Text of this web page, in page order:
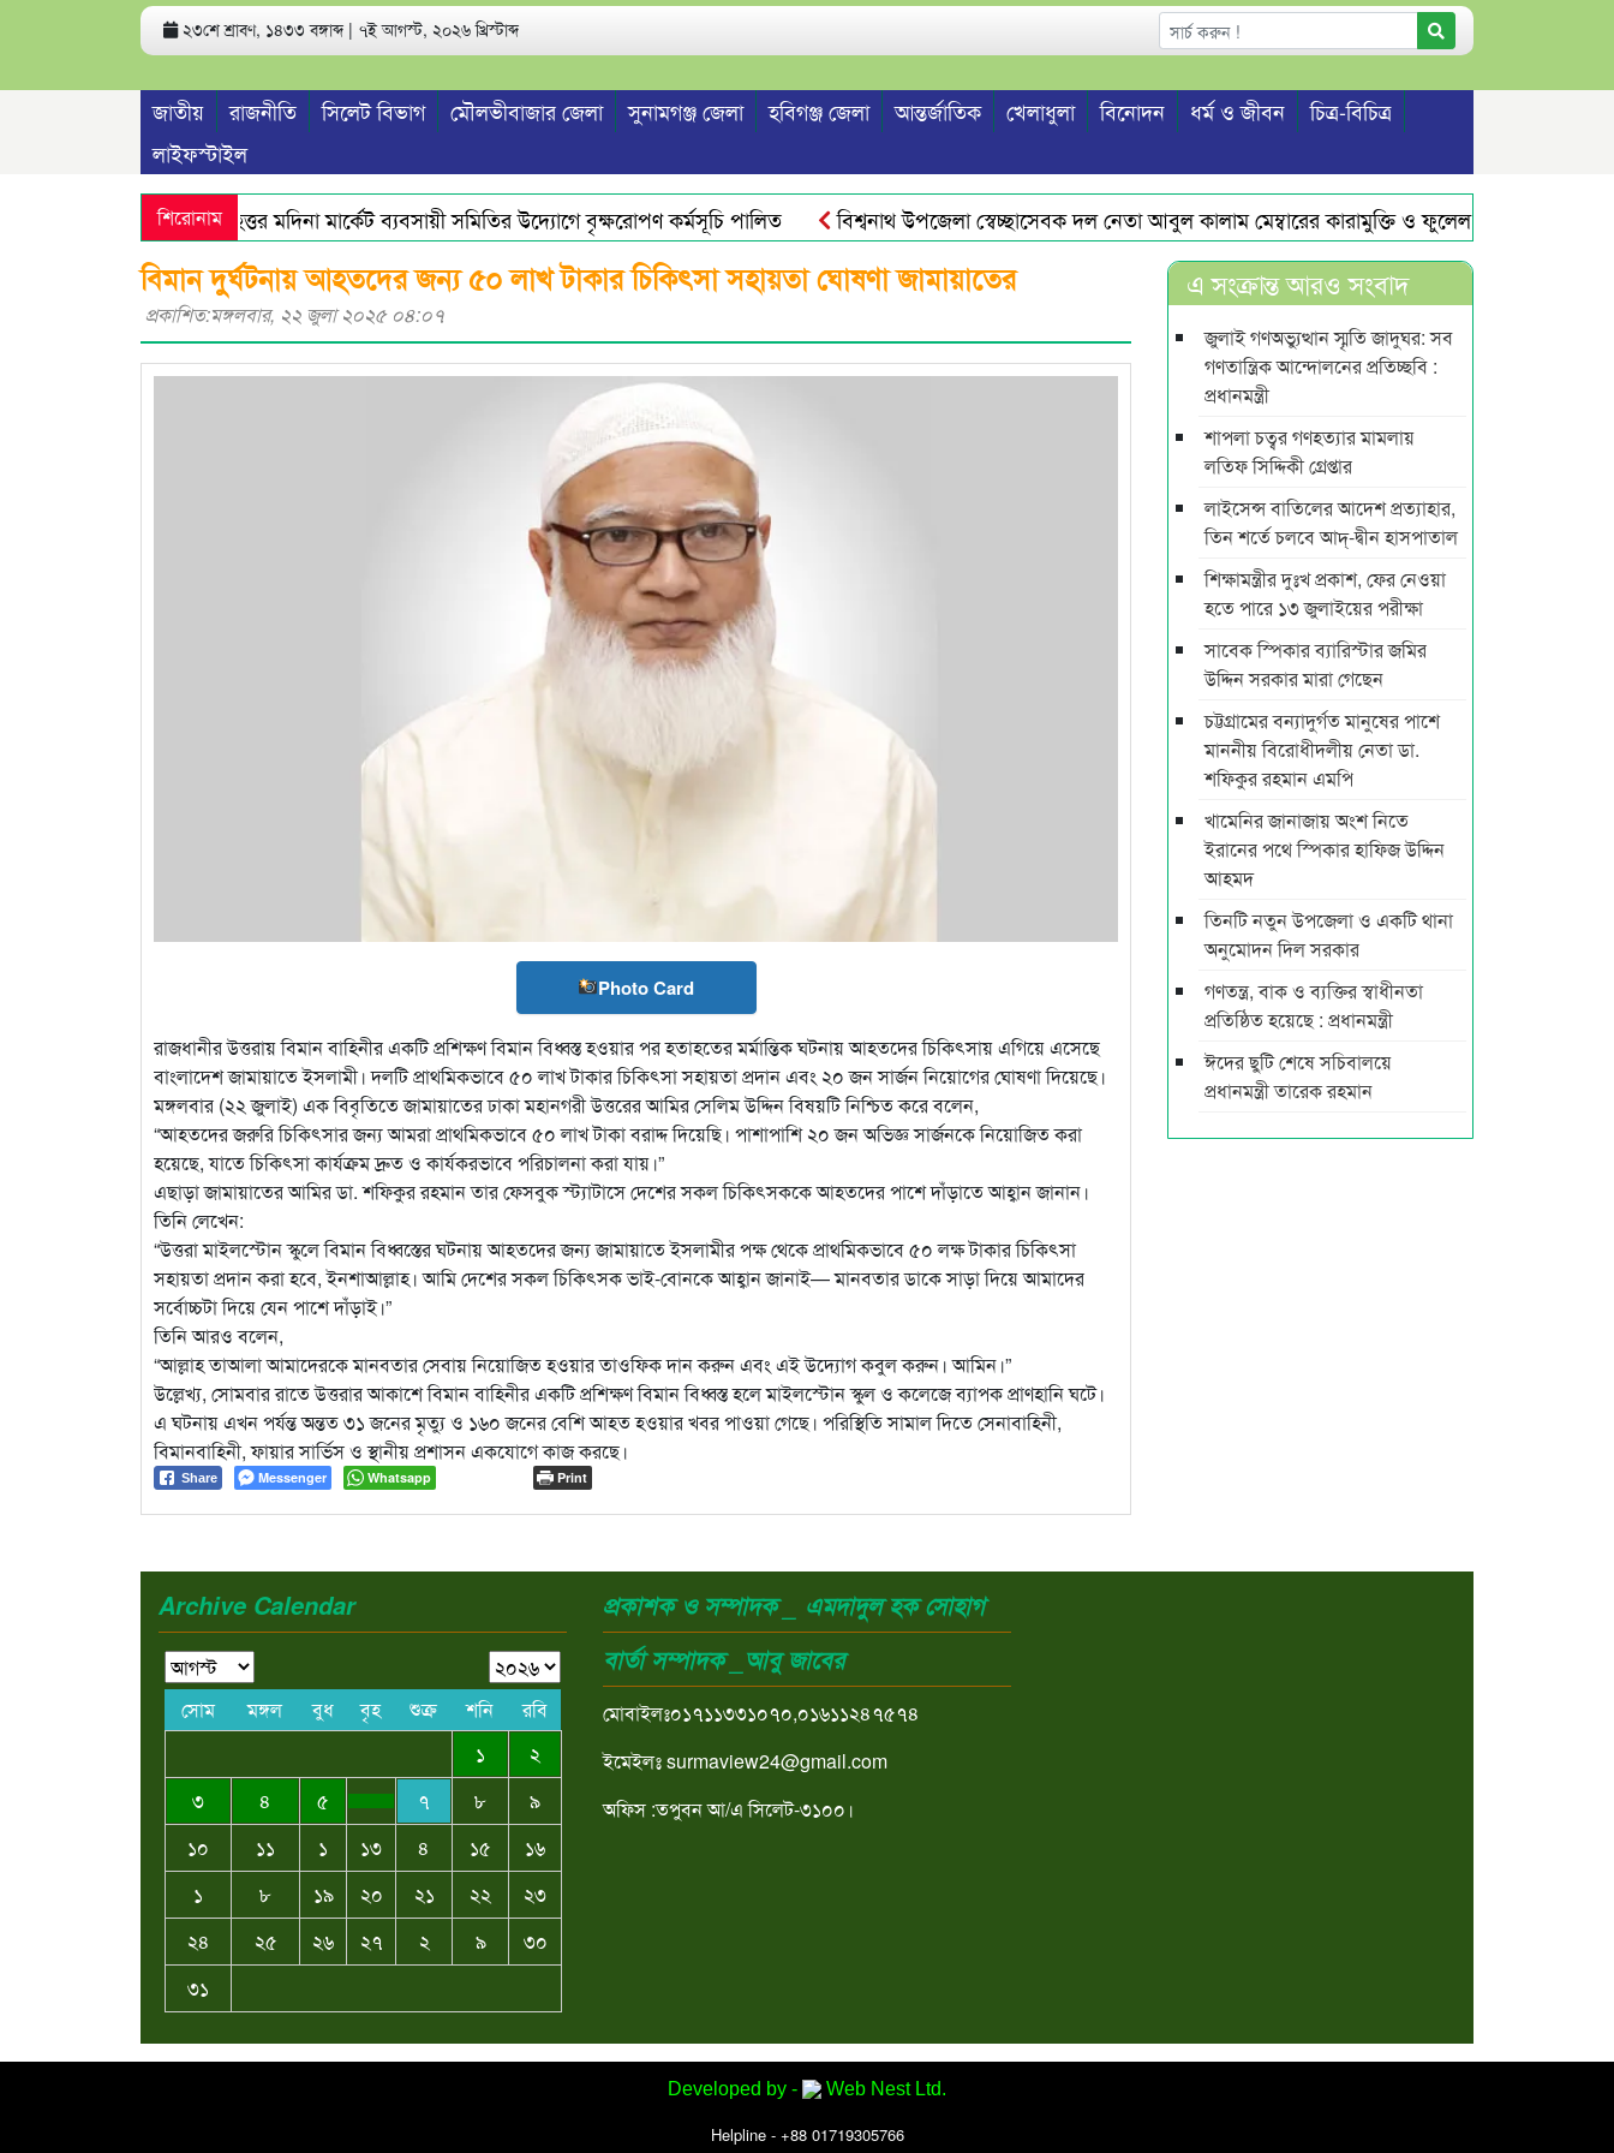
২৩শে শ্রাবণ, ১৪৩৩ বঙ্গাব্দ | ৭ই আগস্ট, ২০২৬ খ্রিস্টাব্দ
জাতীয় রাজনীতি সিলেট বিভাগ মৌলভীবাজার জেলা সুনামগঞ্জ জেলা হবিগঞ্জ জেলা আন্তর্জাতিক খেলাধুলা বিনোদন ধর্ম ও জীবন
চিত্র-বিচিত্র
লাইফস্টাইল
শিরোনামবৃহত্তর মদিনা মার্কেট ব্যবসায়ী সমিতির উদ্যোগে বৃক্ষরোপণ কর্মসূচি পালিত বিশ্বনাথ উপজেলা স্বেচ্ছাসেবক দল নেতা আবুল কালাম মেম্বারের কারামুক্তি ও ফুলেল সংবর্ধনা
বিমান দুর্ঘটনায় আহতদের জন্য ৫০ লাখ টাকার চিকিৎসা সহায়তা ঘোষণা জামায়াতের
প্রকাশিত:মঙ্গলবার, ২২ জুলা ২০২৫ ০৪:০৭
Photo Card
রাজধানীর উত্তরায় বিমান বাহিনীর একটি প্রশিক্ষণ বিমান বিধ্বস্ত হওয়ার পর হতাহতের মর্মান্তিক ঘটনায় আহতদের চিকিৎসায় এগিয়ে এসেছে
বাংলাদেশ জামায়াতে ইসলামী। দলটি প্রাথমিকভাবে ৫০ লাখ টাকার চিকিৎসা সহায়তা প্রদান এবং ২০ জন সার্জন নিয়োগের ঘোষণা দিয়েছে।
মঙ্গলবার (২২ জুলাই) এক বিবৃতিতে জামায়াতের ঢাকা মহানগরী উত্তরের আমির সেলিম উদ্দিন বিষয়টি নিশ্চিত করে বলেন,
“আহতদের জরুরি চিকিৎসার জন্য আমরা প্রাথমিকভাবে ৫০ লাখ টাকা বরাদ্দ দিয়েছি। পাশাপাশি ২০ জন অভিজ্ঞ সার্জনকে নিয়োজিত করা
হয়েছে, যাতে চিকিৎসা কার্যক্রম দ্রুত ও কার্যকরভাবে পরিচালনা করা যায়।”
এছাড়া জামায়াতের আমির ডা. শফিকুর রহমান তার ফেসবুক স্ট্যাটাসে দেশের সকল চিকিৎসককে আহতদের পাশে দাঁড়াতে আহ্বান জানান।
তিনি লেখেন:
“উত্তরা মাইলস্টোন স্কুলে বিমান বিধ্বস্তের ঘটনায় আহতদের জন্য জামায়াতে ইসলামীর পক্ষ থেকে প্রাথমিকভাবে ৫০ লক্ষ টাকার চিকিৎসা
সহায়তা প্রদান করা হবে, ইনশাআল্লাহ। আমি দেশের সকল চিকিৎসক ভাই-বোনকে আহ্বান জানাই— মানবতার ডাকে সাড়া দিয়ে আমাদের
সর্বোচ্চটা দিয়ে যেন পাশে দাঁড়াই।”
তিনি আরও বলেন,
“আল্লাহ তাআলা আমাদেরকে মানবতার সেবায় নিয়োজিত হওয়ার তাওফিক দান করুন এবং এই উদ্যোগ কবুল করুন। আমিন।”
উল্লেখ্য, সোমবার রাতে উত্তরার আকাশে বিমান বাহিনীর একটি প্রশিক্ষণ বিমান বিধ্বস্ত হলে মাইলস্টোন স্কুল ও কলেজে ব্যাপক প্রাণহানি ঘটে।
এ ঘটনায় এখন পর্যন্ত অন্তত ৩১ জনের মৃত্যু ও ১৬০ জনের বেশি আহত হওয়ার খবর পাওয়া গেছে। পরিস্থিতি সামাল দিতে সেনাবাহিনী,
বিমানবাহিনী, ফায়ার সার্ভিস ও স্থানীয় প্রশাসন একযোগে কাজ করছে।
Share Messenger Whatsapp Print
এ সংক্রান্ত আরও সংবাদ
জুলাই গণঅভ্যুত্থান স্মৃতি জাদুঘর: সব
গণতান্ত্রিক আন্দোলনের প্রতিচ্ছবি :
প্রধানমন্ত্রী
শাপলা চত্বর গণহত্যার মামলায়
লতিফ সিদ্দিকী গ্রেপ্তার
লাইসেন্স বাতিলের আদেশ প্রত্যাহার,
তিন শর্তে চলবে আদ্-দ্বীন হাসপাতাল
শিক্ষামন্ত্রীর দুঃখ প্রকাশ, ফের নেওয়া
হতে পারে ১৩ জুলাইয়ের পরীক্ষা
সাবেক স্পিকার ব্যারিস্টার জমির
উদ্দিন সরকার মারা গেছেন
চট্টগ্রামের বন্যাদুর্গত মানুষের পাশে
মাননীয় বিরোধীদলীয় নেতা ডা.
শফিকুর রহমান এমপি
খামেনির জানাজায় অংশ নিতে
ইরানের পথে স্পিকার হাফিজ উদ্দিন
আহমদ
তিনটি নতুন উপজেলা ও একটি থানা
অনুমোদন দিল সরকার
গণতন্ত্র, বাক ও ব্যক্তির স্বাধীনতা
প্রতিষ্ঠিত হয়েছে : প্রধানমন্ত্রী
ঈদের ছুটি শেষে সচিবালয়ে
প্রধানমন্ত্রী তারেক রহমান
Archive Calendar
সোম মঙ্গল বুধ বৃহ শুক্র শনি
রবি
১
২
৩
৪ ৫ ৭ ৮
৯
১০
১১ ১ ১৩ ৪ ১৫
১৬
১
৮ ১৯ ২০ ২১ ২২
২৩
২৪
২৫ ২৬ ২৭ ২ ৯
৩০
৩১
প্রকাশক ও সম্পাদক _ এমদাদুল হক সোহাগ
বার্তা সম্পাদক _আবু জাবের
মোবাইলঃ০১৭১১৩৩১০৭০,০১৬১১২৪৭৫৭৪
ইমেইলঃ surmaview24@gmail.com
অফিস :তপুবন আ/এ সিলেট-৩১০০।
Developed by - Web Nest Ltd.
Helpline - +88 01719305766